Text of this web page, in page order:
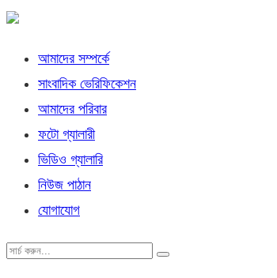
আমাদের সম্পর্কে
সাংবাদিক ভেরিফিকেশন
আমাদের পরিবার
ফটো গ্যালারী
ভিডিও গ্যালারি
নিউজ পাঠান
যোগাযোগ